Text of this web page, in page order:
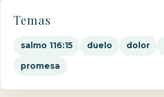
Temas
salmo 116:15 duelo dolor
promesa